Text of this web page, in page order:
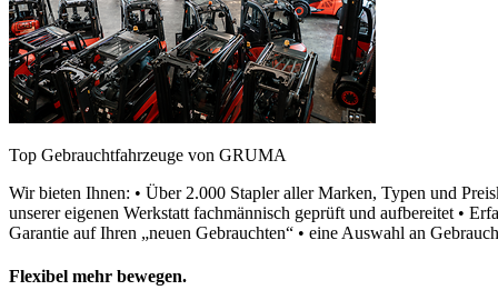
Top Gebrauchtfahrzeuge von GRUMA
Wir bieten Ihnen: • Über 2.000 Stapler aller Marken, Typen und
unserer eigenen Werkstatt fachmännisch geprüft und aufbereitet •
Garantie auf Ihren „neuen Gebrauchten“ • eine Auswahl an
Flexibel mehr bewegen.